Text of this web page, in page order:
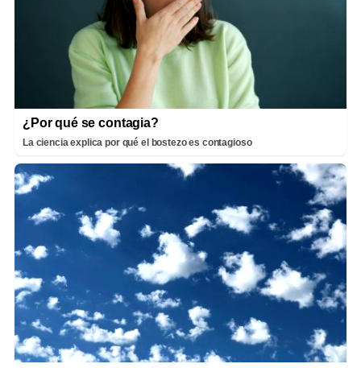
¿Por qué se contagia?
La ciencia explica por qué el bostezo es contagioso